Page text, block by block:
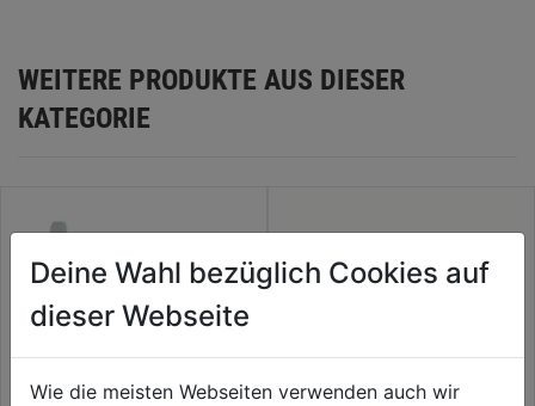
WEITERE PRODUKTE AUS DIESER
KATEGORIE
Deine Wahl bezüglich Cookies auf
dieser Webseite
Wie die meisten Webseiten verwenden auch wir